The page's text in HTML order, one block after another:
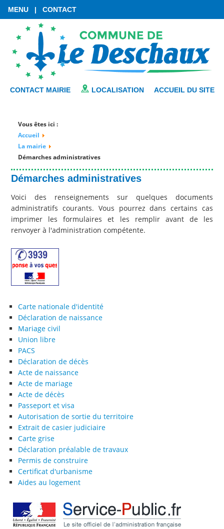
CONTACT MAIRIE LOCALISATION ACCUEIL DU SITE
MENU | CONTACT
Vous êtes ici :
Accueil
La mairie
Démarches administratives
Démarches administratives
Voici des renseignements sur quelques documents
administratifs courants. Vous pourrez dans certains cas
imprimer les formulaires et les remplir avant de les
renvoyer à l'administration compétente.
Carte nationale d'identité
Déclaration de naissance
Mariage civil
Union libre
PACS
Déclaration de décès
Acte de naissance
Acte de mariage
Acte de décès
Passeport et visa
Autorisation de sortie du territoire
Extrait de casier judiciaire
Carte grise
Déclaration préalable de travaux
Permis de construire
Certificat d'urbanisme
Aides au logement